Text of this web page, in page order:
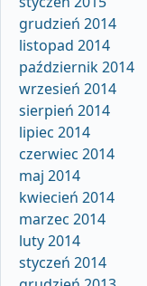
grudzień 2014
listopad 2014
październik 2014
wrzesień 2014
sierpień 2014
lipiec 2014
czerwiec 2014
maj 2014
kwiecień 2014
marzec 2014
luty 2014
styczeń 2014